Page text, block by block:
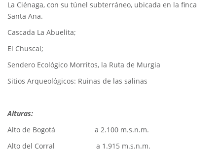
La Ciénaga, con su túnel subterráneo, ubicada en la finca
Santa Ana.
Cascada La Abuelita;
El Chuscal;
Sendero Ecológico Morritos, la Ruta de Murgia
Sitios Arqueológicos: Ruinas de las salinas
Alturas:
Alto de Bogotá a 2.100 m.s.n.m.
Alto del Corral a 1.915 m.s.n.m.